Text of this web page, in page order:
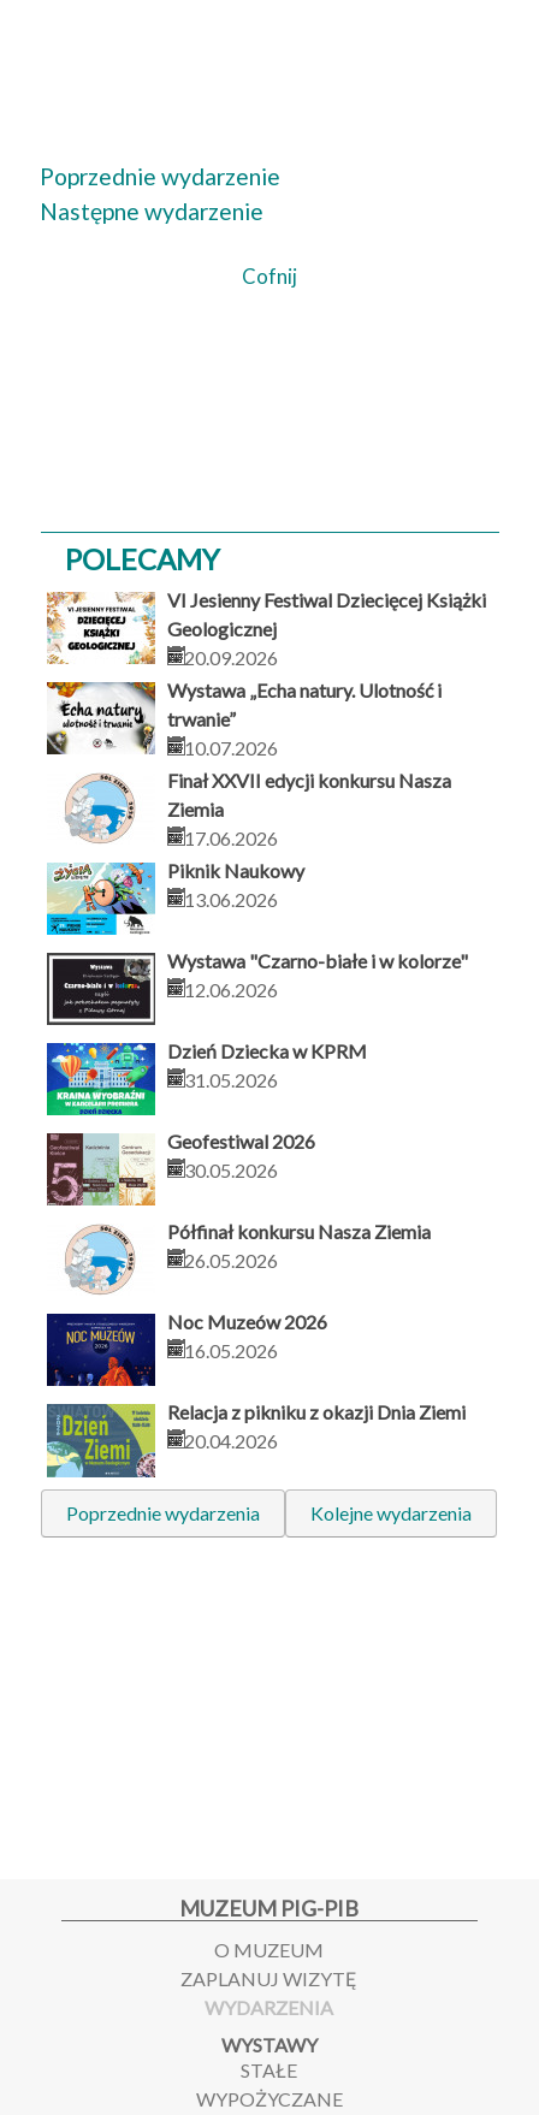
Poprzednie wydarzenie
Następne wydarzenie
Cofnij
POLECAMY
VI Jesienny Festiwal Dziecięcej Książki
Geologicznej
20.09.2026
Wystawa „Echa natury. Ulotność i
trwanie”
10.07.2026
Finał XXVII edycji konkursu Nasza
Ziemia
17.06.2026
Piknik Naukowy
13.06.2026
Wystawa "Czarno-białe i w kolorze"
12.06.2026
Dzień Dziecka w KPRM
31.05.2026
Geofestiwal 2026
30.05.2026
Półfinał konkursu Nasza Ziemia
26.05.2026
Noc Muzeów 2026
16.05.2026
Relacja z pikniku z okazji Dnia Ziemi
20.04.2026
Poprzednie wydarzenia Kolejne wydarzenia
MUZEUM PIG-PIB
O MUZEUM
ZAPLANUJ WIZYTĘ
WYDARZENIA
WYSTAWY
STAŁE
WYPOŻYCZANE